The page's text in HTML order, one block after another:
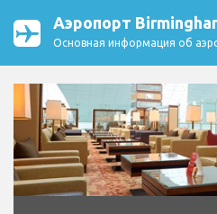
Аэропорт
Основная информация об